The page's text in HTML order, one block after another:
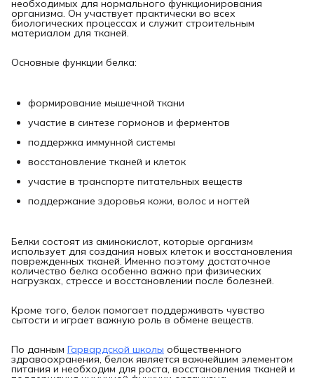
необходимых для нормального функционирования
организма. Он участвует практически во всех
биологических процессах и служит строительным
материалом для тканей.
Основные функции белка:
формирование мышечной ткани
участие в синтезе гормонов и ферментов
поддержка иммунной системы
восстановление тканей и клеток
участие в транспорте питательных веществ
поддержание здоровья кожи, волос и ногтей
Белки состоят из аминокислот, которые организм
использует для создания новых клеток и восстановления
поврежденных тканей. Именно поэтому достаточное
количество белка особенно важно при физических
нагрузках, стрессе и восстановлении после болезней.
Кроме того, белок помогает поддерживать чувство
сытости и играет важную роль в обмене веществ.
По данным Гарвардской школы общественного
здравоохранения, белок является важнейшим элементом
питания и необходим для роста, восстановления тканей и